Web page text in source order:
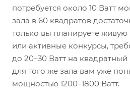
потребуется около 10 Ватт
зала в 60 квадратов
только вы планируете живую
или активные конкурсы,
до 20–30 Ватт на
для того же зала вам уже
мощностью 1200–1800 Ватт.